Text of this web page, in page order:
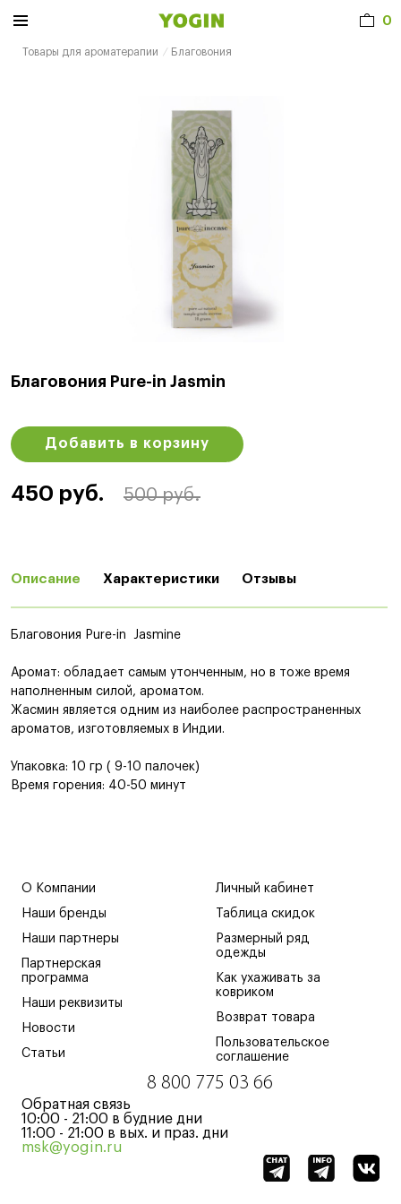
0
Товары для ароматерапии Благовония
Благовония Pure-in Jasmin
Добавить в корзину
450 руб. 500 руб.
Описание Характеристики Отзывы
Благовония Pure-in Jasmine
Аромат: обладает самым утонченным, но в тоже время
наполненным силой, ароматом.
Жасмин является одним из наиболее распространенных
ароматов, изготовляемых в Индии.
Упаковка: 10 гр ( 9-10 палочек)
Время горения: 40-50 минут
О Компании
Наши бренды
Наши партнеры
Партнерская
программа
Наши реквизиты
Новости
Статьи
Личный кабинет
Таблица скидок
Размерный ряд
одежды
Как ухаживать за
ковриком
Возврат товара
Пользовательское
соглашение
8 800 775 03 66
Обратная связь
10:00 - 21:00 в будние дни
11:00 - 21:00 в вых. и праз. дни
msk@yogin.ru